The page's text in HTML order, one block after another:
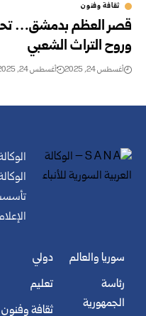
ثقافة وفنون
قصر العظم بدمشق…
وروح التراث الشعبي
أغسطس 24, 2025 أغسطس 24, 2025
سوريا والعالم
رئاسة
الجمهورية
دولي
تعليم
ثقافة وفنون